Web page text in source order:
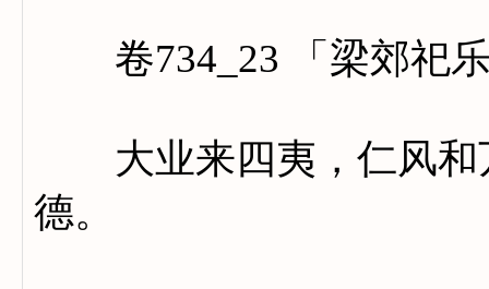
卷734_23 「梁郊祀乐
大业来四夷，仁风和
德。